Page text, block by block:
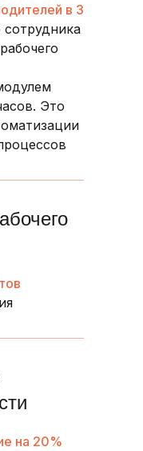
в 3
Это
на 20%